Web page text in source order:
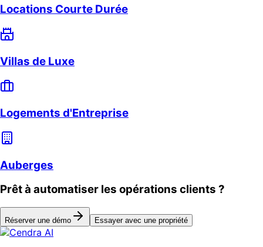
Locations Courte Durée
Villas de Luxe
Logements d'Entreprise
Auberges
Prêt à automatiser les opérations clients ?
Réserver une démo Essayer avec une propriété